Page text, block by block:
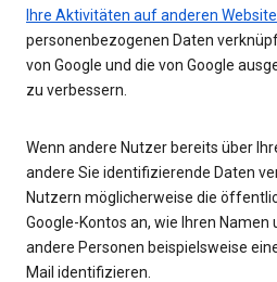
Ihre Aktivitäten auf anderen
personenbezogenen Daten
von Google und die von Google
zu verbessern.
Wenn andere Nutzer bereits über
andere Sie identifizierende Daten
Nutzern möglicherweise die
Google-Kontos an, wie Ihren Namen
andere Personen beispielsweise
Mail identifizieren.